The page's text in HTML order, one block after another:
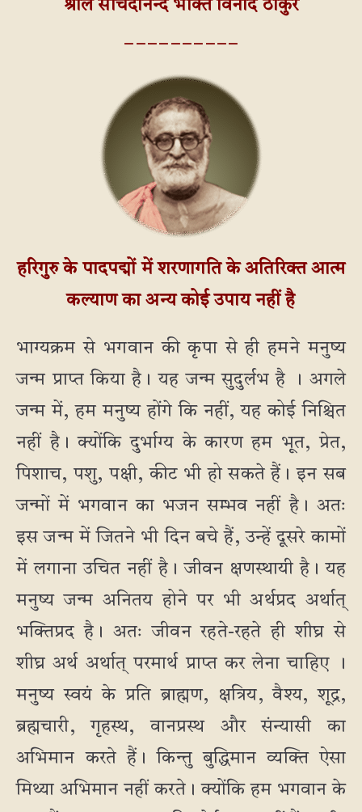
श्रील सचिदानन्द भक्ति विनोद ठाकुर
हरिगुरु के पादपद्मों में शरणागति के अतिरिक्त आत्म
कल्याण का अन्य कोई उपाय नहीं है
भाग्यक्रम से भगवान की कृपा से ही हमने मनुष्य
जन्म प्राप्त किया है। यह जन्म सुदुर्लभ है । अगले
जन्म में, हम मनुष्य होंगे कि नहीं, यह कोई निश्चित
नहीं है। क्योंकि दुर्भाग्य के कारण हम भूत, प्रेत,
पिशाच, पशु, पक्षी, कीट भी हो सकते हैं। इन सब
जन्मों में भगवान का भजन सम्भव नहीं है। अतः
इस जन्म में जितने भी दिन बचे हैं, उन्हें दूसरे कामों
में लगाना उचित नहीं है। जीवन क्षणस्थायी है। यह
मनुष्य जन्म अनितय होने पर भी अर्थप्रद अर्थात्
भक्तिप्रद है। अतः जीवन रहते-रहते ही शीघ्र से
शीघ्र अर्थ अर्थात् परमार्थ प्राप्त कर लेना चाहिए ।
मनुष्य स्वयं के प्रति ब्राह्मण, क्षत्रिय, वैश्य, शूद्र,
ब्रह्मचारी, गृहस्थ, वानप्रस्थ और संन्यासी का
अभिमान करते हैं। किन्तु बुद्धिमान व्यक्ति ऐसा
मिथ्या अभिमान नहीं करते। क्योंकि हम भगवान के